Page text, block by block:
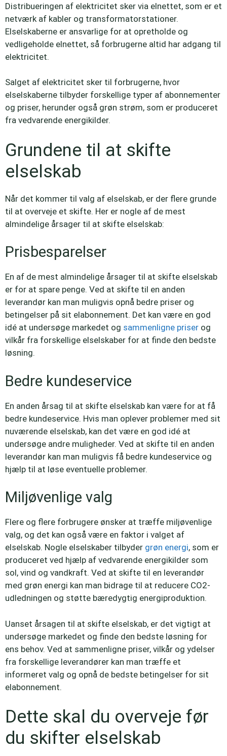
Distribueringen af elektricitet sker via elnettet, som er et
netværk af kabler og transformatorstationer.
Elselskaberne er ansvarlige for at opretholde og
vedligeholde elnettet, så forbrugerne altid har adgang til
elektricitet.
Salget af elektricitet sker til forbrugerne, hvor
elselskaberne tilbyder forskellige typer af abonnementer
og priser, herunder også grøn strøm, som er produceret
fra vedvarende energikilder.
Grundene til at skifte
elselskab
Når det kommer til valg af elselskab, er der flere grunde
til at overveje et skifte. Her er nogle af de mest
almindelige årsager til at skifte elselskab:
Prisbesparelser
En af de mest almindelige årsager til at skifte elselskab
er for at spare penge. Ved at skifte til en anden
leverandør kan man muligvis opnå bedre priser og
betingelser på sit elabonnement. Det kan være en god
idé at undersøge markedet og sammenligne priser og
vilkår fra forskellige elselskaber for at finde den bedste
løsning.
Bedre kundeservice
En anden årsag til at skifte elselskab kan være for at få
bedre kundeservice. Hvis man oplever problemer med sit
nuværende elselskab, kan det være en god idé at
undersøge andre muligheder. Ved at skifte til en anden
leverandør kan man muligvis få bedre kundeservice og
hjælp til at løse eventuelle problemer.
Miljøvenlige valg
Flere og flere forbrugere ønsker at træffe miljøvenlige
valg, og det kan også være en faktor i valget af
elselskab. Nogle elselskaber tilbyder grøn energi, som er
produceret ved hjælp af vedvarende energikilder som
sol, vind og vandkraft. Ved at skifte til en leverandør
med grøn energi kan man bidrage til at reducere CO2-
udledningen og støtte bæredygtig energiproduktion.
Uanset årsagen til at skifte elselskab, er det vigtigt at
undersøge markedet og finde den bedste løsning for
ens behov. Ved at sammenligne priser, vilkår og ydelser
fra forskellige leverandører kan man træffe et
informeret valg og opnå de bedste betingelser for sit
elabonnement.
Dette skal du overveje før
du skifter elselskab